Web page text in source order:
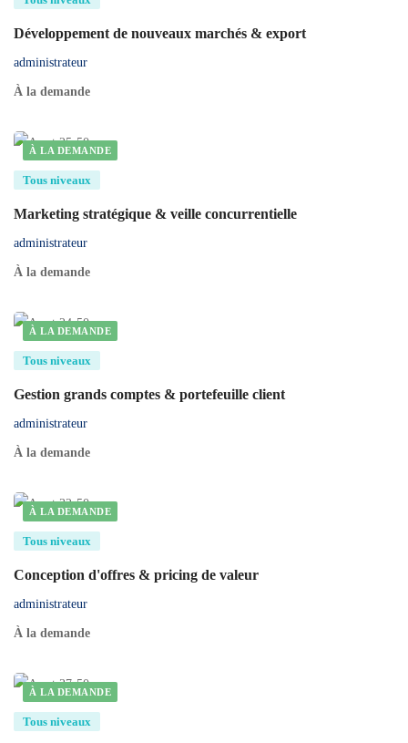
Développement de nouveaux marchés & export
administrateur
À la demande
À LA DEMANDE
Tous niveaux
Marketing stratégique & veille concurrentielle
administrateur
À la demande
À LA DEMANDE
Tous niveaux
Gestion grands comptes & portefeuille client
administrateur
À la demande
À LA DEMANDE
Tous niveaux
Conception d'offres & pricing de valeur
administrateur
À la demande
À LA DEMANDE
Tous niveaux